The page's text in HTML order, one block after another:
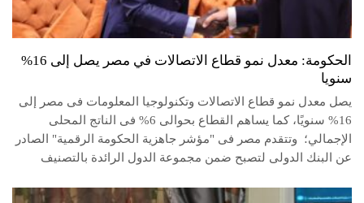
الحكومة: معدل نمو قطاع الاتصالات في مصر يصل إلى 16%
سنويا
يصل معدل نمو قطاع الاتصالات وتكنولوجيا المعلومات فى مصر إلى
16% سنويًا، كما يساهم القطاع بحوالى 6% فى الناتج المحلى
الإجمالي؛ وتتقدم مصر فى "مؤشر جاهزية الحكومة الرقمية" الصادر
عن البنك الدولى لتصبح ضمن مجموعة الدول الرائدة بالتصنيف